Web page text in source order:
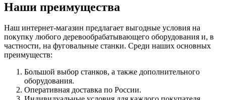
Наши преимущества
Наш интернет-магазин предлагает выгодные условия на
покупку любого деревообрабатывающего оборудования и, в
частности, на фуговальные станки. Среди наших основных
преимуществ:
Большой выбор станков, а также дополнительного
оборудования.
Оперативная доставка по России.